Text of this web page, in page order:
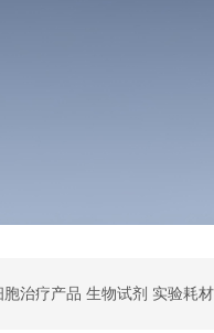
治疗产品 生物试剂 实验耗